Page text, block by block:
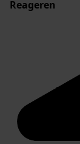
Reageren